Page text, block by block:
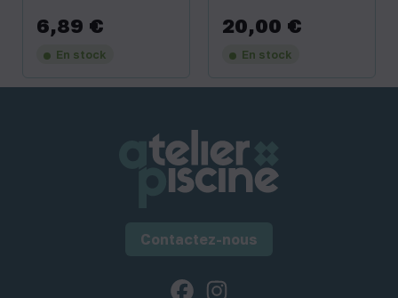
Prix
6,89 €
En stock
Prix
20,00 €
En stock
Contactez-nous
Facebook